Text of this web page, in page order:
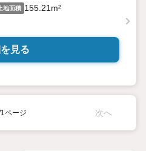
地面積 155.21m²
見る
ページ 次へ